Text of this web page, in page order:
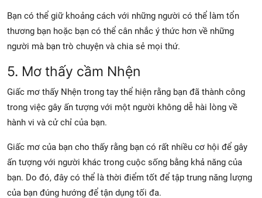
Bạn có thể giữ khoảng cách với những người có thể làm tổn
thương bạn hoặc bạn có thể cân nhắc ý thức hơn về những
người mà bạn trò chuyện và chia sẻ mọi thứ.
5. Mơ thấy cầm Nhện
Giấc mơ thấy Nhện trong tay thể hiện rằng bạn đã thành công
trong việc gây ấn tượng với một người không dễ hài lòng về
hành vi và cử chỉ của bạn.
Giấc mơ của bạn cho thấy rằng bạn có rất nhiều cơ hội để gây
ấn tượng với người khác trong cuộc sống bằng khả năng của
bạn. Do đó, đây có thể là thời điểm tốt để tập trung năng lượng
của bạn đúng hướng để tận dụng tối đa.